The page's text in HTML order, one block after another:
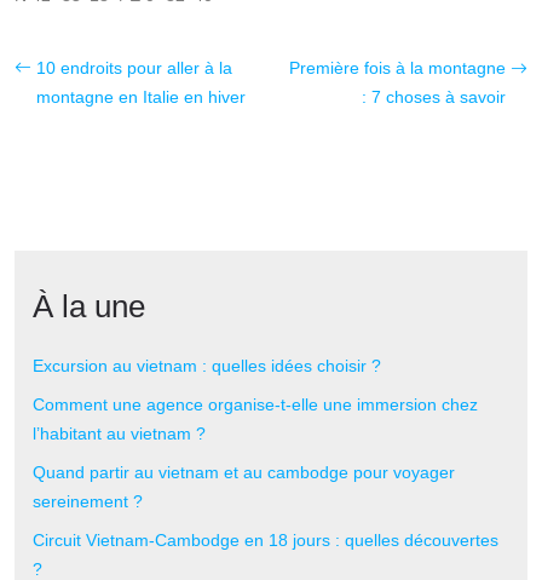
10 endroits pour aller à la
montagne en Italie en hiver
Première fois à la montagne
: 7 choses à savoir
À la une
Excursion au vietnam : quelles idées choisir ?
Comment une agence organise-t-elle une immersion chez
l’habitant au vietnam ?
Quand partir au vietnam et au cambodge pour voyager
sereinement ?
Circuit Vietnam-Cambodge en 18 jours : quelles découvertes
?